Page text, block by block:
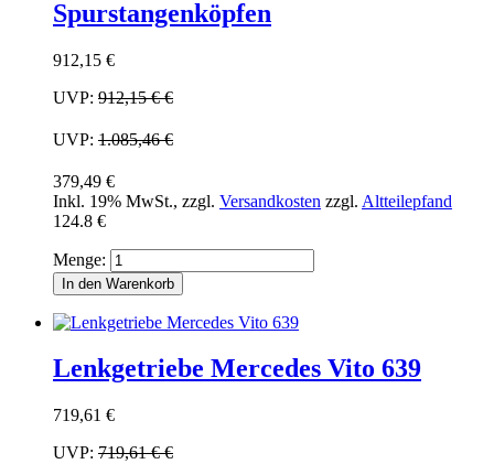
Spurstangenköpfen
912,15 €
UVP: 912,15 €€
UVP: 1.085,46 €
379,49 €
Inkl. 19% MwSt., zzgl. Versandkosten zzgl. Altteilepfand
124.8 €
Menge:
In den Warenkorb
Lenkgetriebe Mercedes Vito 639
719,61 €
UVP: 719,61 €€